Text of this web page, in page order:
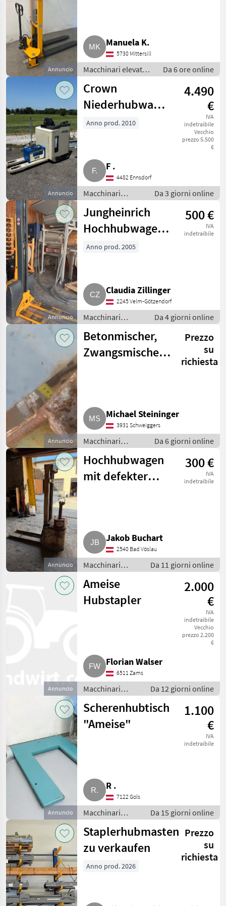
Annuncio
Manuela K.
5730 Mittersill
Macchinari elevatori
e per magazzino /
Carrello elevatore
Da 6 ore online
Annuncio
Crown
Niederhubwagen,
Ameise
4.490
€
IVA
indetraibile
Vecchio
prezzo 5.500
€
Anno prod. 2010
F .
4482 Ennsdorf
Macchinari
elevatori e per
magazzino /
Carrello elevatore
Da 3 giorni online
Annuncio
Jungheinrich
Hochhubwagen
EMC 110
500 €
IVA
indetraibile
Anno prod. 2005
Claudia Zillinger
2245 Velm-Götzendorf
Macchinari
elevatori e per
magazzino /
Carrello elevatore
Da 4 giorni online
Annuncio
Betonmischer,
Zwangsmischer,
Prezzo
su
richiesta
Michael Steininger
3931 Schweiggers
Macchinari
elevatori e per
magazzino /
Carrello elevatore
Da 6 giorni online
Annuncio
Hochhubwagen
mit defekter
300 €
IVA
indetraibile
Jakob Buchart
2540 Bad Vöslau
Macchinari
elevatori e per
magazzino /
Carrello
elevatore
Da 11 giorni online
Annuncio
Ameise
Hubstapler
2.000
€
IVA
indetraibile
Vecchio
prezzo 2.200
€
Florian Walser
6511 Zams
Macchinari
elevatori e per
magazzino /
Carrello
elevatore
Da 12 giorni online
Annuncio
Scherenhubtisch
"Ameise"
1.100
€
IVA
indetraibile
R .
7122 Gols
Macchinari
elevatori e per
magazzino /
elevatore
Da 15 giorni online
Staplerhubmasten
zu verkaufen
Prezzo
su
richiesta
Anno prod. 2026